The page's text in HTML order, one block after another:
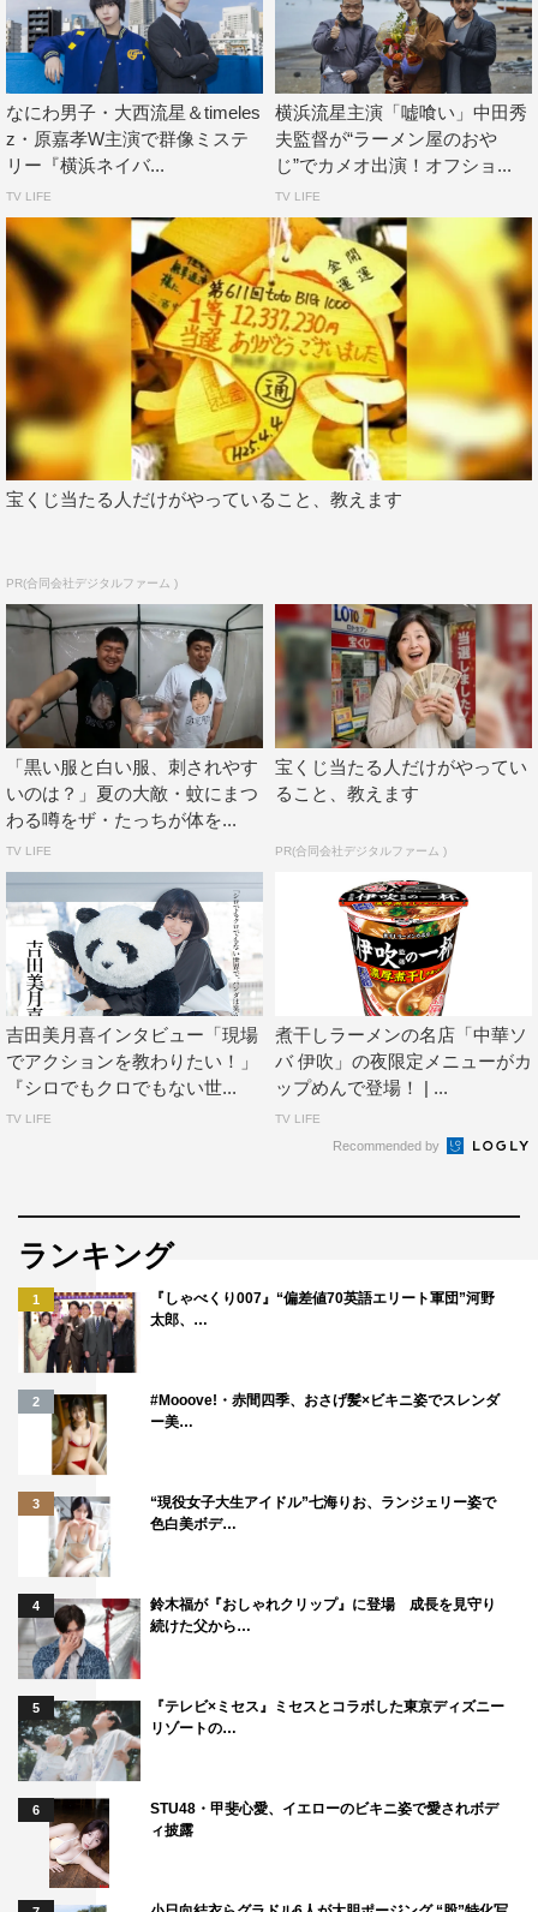
◆楽しい内にあっという間に終わってしまった感じです
ね。
そうですね、あっという間に終わってしまいました。
◆秋といえば「食欲の秋」や「読書の秋」などいろいろあ
りますが、横浜さんにとってこの秋はどんな「〇〇の秋」
にしたいですか？
全部です。食欲もスポーツも読書も、全部堪能したいで
す。
◆秋の醍醐味全部いきますか？
全部いきます！ 全部いきたいですね。
◆今回マルハニチロさん“こだわり”の商品ということで、
こだわりめちゃくちゃあるんですけど、まずは、僕朝がめ
ちゃくちゃ弱くて。もう周りに「どうした？」と言われる
くらい弱いんですよ。
そんな自分を克服したいなと思うんですけど、だからこそ
ちょっとでも機能できるようにカフェインを必ず取ること
です。
◆目覚めて起き抜けにまずカフェインを？
はい、そうですね。
あとは、“変わらないこと”ですかね。
◆それは自分の「スタイル」でしょうか？
難しいですけど、環境とか身の回りのことが変わると自分
の心まで変わってしまう人も多いと思うんですけど、そう
じゃなく、自分の信念を曲げずに、変わらなきゃいけない
ところは変わりつつ、でも自分の根っこにある部分は絶対
変わりたくないので、“変わらないこと”っていうのはこだ
思ったときに、地元の子とか会ったりとかして、「あ、大
丈夫だ」っていう確認とかもしたりします。
「新中華街」シリーズ「横浜あんかけラーメン」
「こだわりが、見えてきた」篇（15秒）
メイキングムービー
インタビュー映像
WEB
マルハニチロ 市販用冷凍食品公式サイト：
https://reishoku.maruha-nichiro.co.jp/special-
item/yokohamaankake/
この記事の写真
なにわ男子・大西流星＆timeles
z・原嘉孝W主演で群像ミステ
リー『横浜ネイバ...
TV LIFE
横浜流星主演「嘘喰い」中田秀
夫監督が“ラーメン屋のおや
じ”でカメオ出演！オフショ...
TV LIFE
宝くじ当たる人だけがやっていること、教えます
PR(合同会社デジタルファーム )
「黒い服と白い服、刺されやす
いのは？」夏の大敵・蚊にまつ
わる噂をザ・たっちが体を...
TV LIFE
宝くじ当たる人だけがやってい
ること、教えます
PR(合同会社デジタルファーム )
吉田美月喜インタビュー「現場
でアクションを教わりたい！」
『シロでもクロでもない世...
TV LIFE
煮干しラーメンの名店「中華ソ
バ 伊吹」の夜限定メニューがカ
ップめんで登場！ | ...
TV LIFE
Recommended by
ランキング
1
『しゃべくり007』“偏差値70英語エリート軍団”河野
太郎、…
2
#Mooove!・赤間四季、おさげ髪×ビキニ姿でスレンダ
ー美…
3
“現役女子大生アイドル”七海りお、ランジェリー姿で
色白美ボデ…
4
鈴木福が『おしゃれクリップ』に登場 成長を見守り
続けた父から…
5
『テレビ×ミセス』ミセスとコラボした東京ディズニー
リゾートの…
6
STU48・甲斐心愛、イエローのビキニ姿で愛されボデ
ィ披露